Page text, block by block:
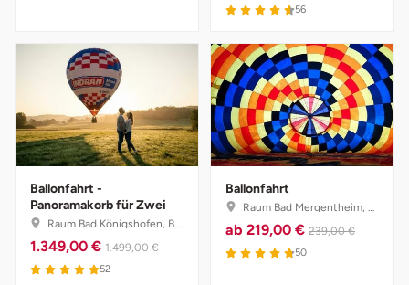
56
Ballonfahrt -
Panoramakorb für Zwei
Raum Bad Königshofen, Bayern
1.349,00 € 1.499,00 €
52
Ballonfahrt
Raum Bad Mergentheim, Baden-Württemberg
ab 219,00 € 239,00 €
50